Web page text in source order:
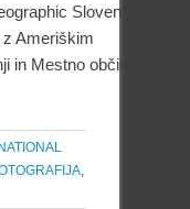
Slovenija
z Ameriškim
in Mestno občino